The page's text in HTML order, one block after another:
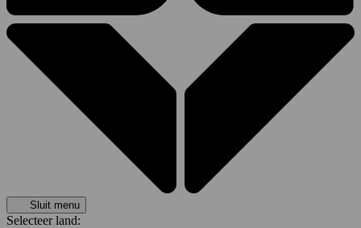
Sluit menu
Selecteer land: